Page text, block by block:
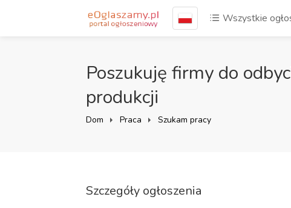
Wszystkie
Poszukuję firmy do
produkcji
Dom Praca Szukam pracy
Szczegóły ogłoszenia